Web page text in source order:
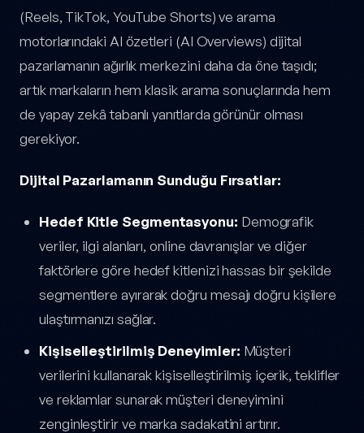
(Reels, TikTok, YouTube Shorts) ve arama
motorlarındaki AI özetleri (AI Overviews) dijital
pazarlamanın ağırlık merkezini daha da öne taşıdı;
artık markaların hem klasik arama sonuçlarında hem
de yapay zekâ tabanlı yanıtlarda görünür olması
gerekiyor.
Dijital Pazarlamanın Sunduğu Fırsatlar:
Hedef Kitle Segmentasyonu: Demografik
veriler, ilgi alanları, online davranışlar ve diğer
faktörlere göre hedef kitlenizi hassas bir şekilde
segmentlere ayırarak doğru mesajı doğru kişilere
ulaştırmanızı sağlar.
Kişiselleştirilmiş Deneyimler: Müşteri
verilerini kullanarak kişiselleştirilmiş içerik, teklifler
ve reklamlar sunarak müşteri deneyimini
zenginleştirir ve marka sadakatini artırır.